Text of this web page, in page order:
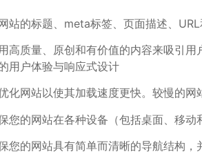
站的标题、meta标签、页面描述、
高质量、原创和有价值的内容来吸引
用户体验与响应式设计
化网站以使其加载速度更快。较慢的
您的网站在各种设备（包括桌面、移
您的网站具有简单而清晰的导航结构